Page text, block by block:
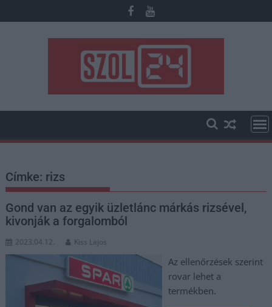
to
Címke: rizs
Gond van az egyik üzletlánc márkás rizsével,
kivonják a forgalomból
2023.04.12. Kiss Lajos
Az ellenőrzések szerint
rovar lehet a
termékben.